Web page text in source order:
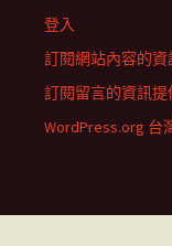
登入
訂閱網站內容的資
訂閱留言的資訊提
WordPress.org 台